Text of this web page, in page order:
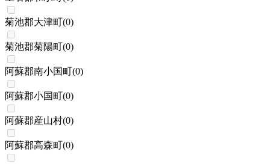
菊池郡大津町(0)
菊池郡菊陽町(0)
阿蘇郡南小国町(0)
阿蘇郡小国町(0)
阿蘇郡産山村(0)
阿蘇郡高森町(0)